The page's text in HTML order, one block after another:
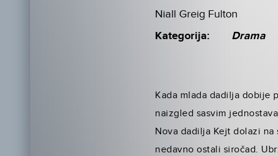
Niall Greig Fulton
Kategorija: Drama
Kada mlada dadilja dobije
naizgled sasvim
Nova dadilja Kejt dolazi
nedavno ostali siročad.